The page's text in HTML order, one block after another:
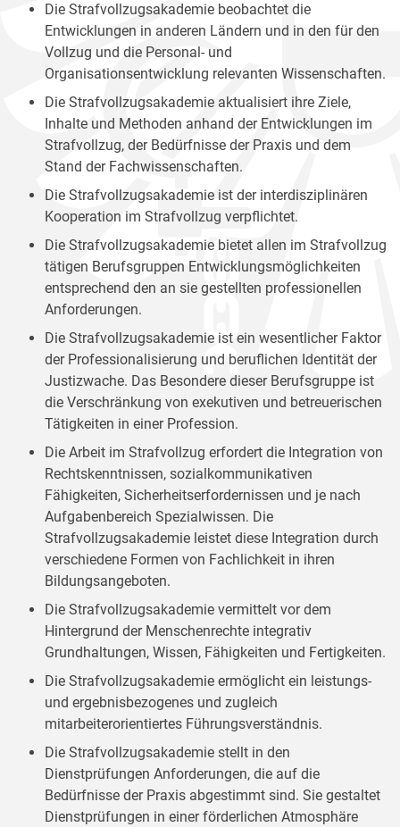
Die Strafvollzugsakademie beobachtet die
Entwicklungen in anderen Ländern und in den für den
Vollzug und die Personal- und
Organisationsentwicklung relevanten Wissenschaften.
Die Strafvollzugsakademie aktualisiert ihre Ziele,
Inhalte und Methoden anhand der Entwicklungen im
Strafvollzug, der Bedürfnisse der Praxis und dem
Stand der Fachwissenschaften.
Die Strafvollzugsakademie ist der interdisziplinären
Kooperation im Strafvollzug verpflichtet.
Die Strafvollzugsakademie bietet allen im Strafvollzug
tätigen Berufsgruppen Entwicklungsmöglichkeiten
entsprechend den an sie gestellten professionellen
Anforderungen.
Die Strafvollzugsakademie ist ein wesentlicher Faktor
der Professionalisierung und beruflichen Identität der
Justizwache. Das Besondere dieser Berufsgruppe ist
die Verschränkung von exekutiven und betreuerischen
Tätigkeiten in einer Profession.
Die Arbeit im Strafvollzug erfordert die Integration von
Rechtskenntnissen, sozialkommunikativen
Fähigkeiten, Sicherheitserfordernissen und je nach
Aufgabenbereich Spezialwissen. Die
Strafvollzugsakademie leistet diese Integration durch
verschiedene Formen von Fachlichkeit in ihren
Bildungsangeboten.
Die Strafvollzugsakademie vermittelt vor dem
Hintergrund der Menschenrechte integrativ
Grundhaltungen, Wissen, Fähigkeiten und Fertigkeiten.
Die Strafvollzugsakademie ermöglicht ein leistungs-
und ergebnisbezogenes und zugleich
mitarbeiterorientiertes Führungsverständnis.
Die Strafvollzugsakademie stellt in den
Dienstprüfungen Anforderungen, die auf die
Bedürfnisse der Praxis abgestimmt sind. Sie gestaltet
Dienstprüfungen in einer förderlichen Atmosphäre